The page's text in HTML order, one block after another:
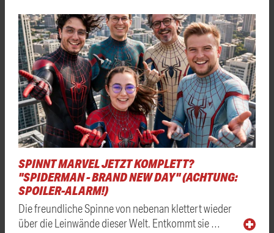
SPINNT MARVEL JETZT KOMPLETT?
"SPIDERMAN - BRAND NEW DAY" (ACHTUNG:
SPOILER-ALARM!)
Die freundliche Spinne von nebenan klettert wieder
über die Leinwände dieser Welt. Entkommt sie …